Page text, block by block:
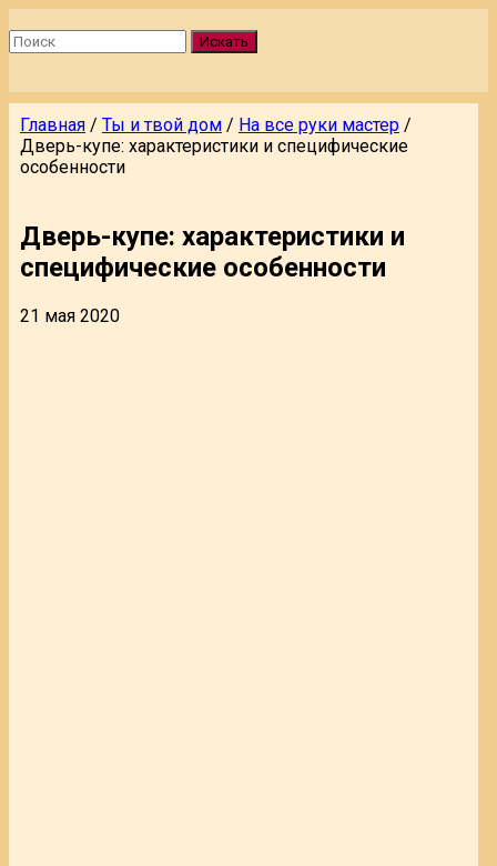
Искать
Главная / Ты и твой дом / На все руки мастер /
Дверь-купе: характеристики и специфические
особенности
Дверь-купе: характеристики и
специфические особенности
21 мая 2020